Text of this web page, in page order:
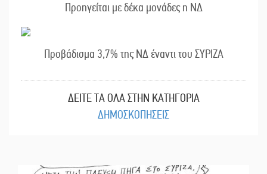
Προηγείται με δέκα μονάδες η ΝΔ
Προβάδισμα 3,7% της ΝΔ έναντι του ΣΥΡΙΖΑ
ΔΕΙΤΕ ΤΑ ΟΛΑ ΣΤΗΝ ΚΑΤΗΓΟΡΙΑ
ΔΗΜΟΣΚΟΠΗΣΕΙΣ